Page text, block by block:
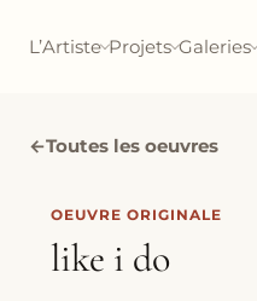
L’Artiste Projets Galeries
←Toutes les oeuvres
OEUVRE ORIGINALE
like i do